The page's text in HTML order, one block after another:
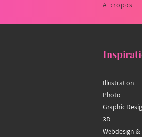
A propos
Illustration
Photo
Graphic
3D
Webdesign &